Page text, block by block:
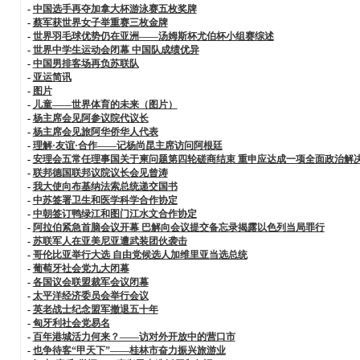
- 中国选手再夺加拿大杯游泳赛五枚奖牌
- 蔡军获世界女子举重赛三枚金牌
- 世界羽毛球优势仍在亚洲——汤姆斯杯尤伯杯小组赛综述
- 世界中学生运动会闭幕 中国队成绩优异
- 中国男排客场再负苏联队
- 亚运简讯
- 图片
- 儿童——世界体育的未来（图片）
- 杨主席会见阿参议院代议长
- 杨主席会见旅阿华侨华人代表
- 理解·友谊·合作——记杨尚昆主席访问阿根廷
- 安理会五常任理事国关于柬问题第四轮磋商结束 重申应达成一项全面政治解
- 联邦德国联邦议院议长会见曾涛
- 我大使向布基纳法索总统递交国书
- 中苏签署卫生和医学科学合作协定
- 中朝签订鸭绿江和图门江水文合作协定
- 阿拉伯紧急首脑会议开幕 巴解向会议提交备忘录揭露以色列当局罪行
- 苏联军人在亚美尼亚遭武装团伙袭击
- 哥伦比亚举行大选 自由党候选人加维里亚当选总统
- 葡萄牙社会党九大闭幕
- 各国议会联盟裁军会议闭幕
- 太平洋经济委员会举行会议
- 英老战士纪念盟军撤退五十年
- 匈牙利社会党易名
- 百年港城活力何来？——访对外开放中的营口市
- 也争待客“甲天下”——桂林市奋力振兴旅游业